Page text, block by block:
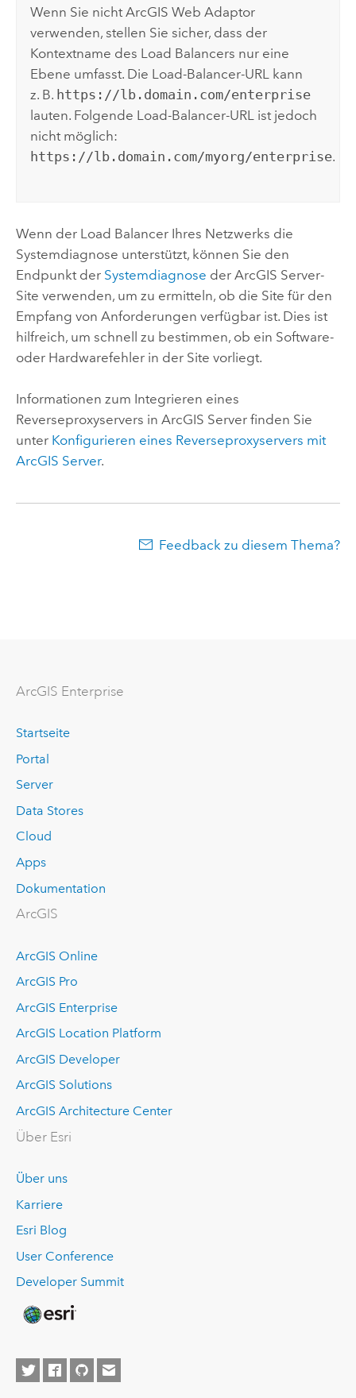
Wenn Sie nichtArcGIS Web Adaptor
verwenden, stellen Sie sicher, dass der
Kontextname des Load Balancers nur eine
Ebene umfasst. Die Load-Balancer-URL kann
z. B. https://lb.domain.com/enterprise
lauten. Folgende Load-Balancer-URL ist jedoch
nicht möglich:
https://lb.domain.com/myorg/enterprise.
Wenn der Load Balancer Ihres Netzwerks die
Systemdiagnose unterstützt, können Sie den
Endpunkt der Systemdiagnose der ArcGIS Server-
Site verwenden, um zu ermitteln, ob die Site für den
Empfang von Anforderungen verfügbar ist. Dies ist
hilfreich, um schnell zu bestimmen, ob ein Software-
oder Hardwarefehler in der Site vorliegt.
Informationen zum Integrieren eines
Reverseproxyservers in ArcGIS Serverfinden Sie
unter Konfigurieren eines Reverseproxyservers mit
ArcGIS Server.
Feedback zu diesem Thema?
ArcGIS Enterprise
Startseite
Portal
Server
Data Stores
Cloud
Apps
Dokumentation
ArcGIS
ArcGIS Online
ArcGIS Pro
ArcGIS Enterprise
ArcGIS Location Platform
ArcGIS Developer
ArcGIS Solutions
ArcGIS Architecture Center
Über Esri
Über uns
Karriere
Esri Blog
User Conference
Developer Summit